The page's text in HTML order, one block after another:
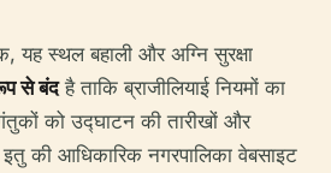
स्थल बहाली और अग्नि सुरक्षा
से बंदहै ताकि ब्राजीलियाई नियमों का
को उद्घाटन की तारीखों और
की आधिकारिक नगरपालिका वेबसाइट